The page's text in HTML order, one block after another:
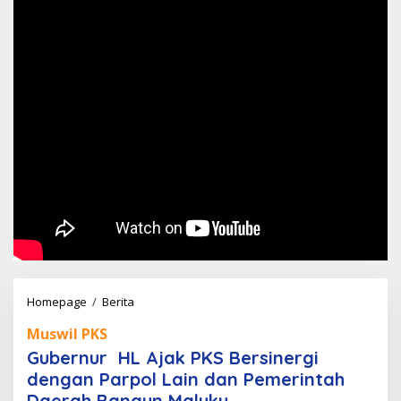
Homepage / Berita
PKS
Bersinergi
Muswil PKS
Gubernur HL Ajak PKS Bersinergi
dengan Parpol Lain dan Pemerintah